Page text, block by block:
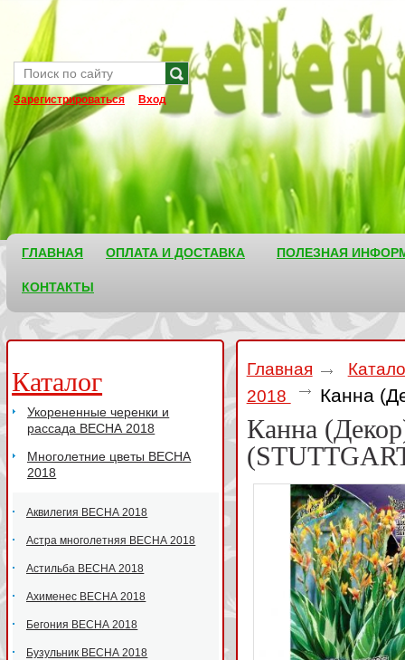
Зарегистрироваться Вход
ГЛАВНАЯ ОПЛАТА И ДОСТАВКА ПОЛЕЗНАЯ
КОНТАКТЫ
Каталог
Укорененные черенки и
рассада ВЕСНА 2018
Многолетние цветы ВЕСНА
2018
Аквилегия ВЕСНА 2018
Астра многолетняя ВЕСНА 2018
Астильба ВЕСНА 2018
Ахименес ВЕСНА 2018
Бегония ВЕСНА 2018
Бузульник ВЕСНА 2018
Главная
2018
Канна
Канна